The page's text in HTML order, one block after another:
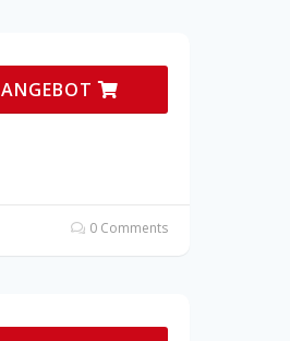
ANGEBOT
0 Comments